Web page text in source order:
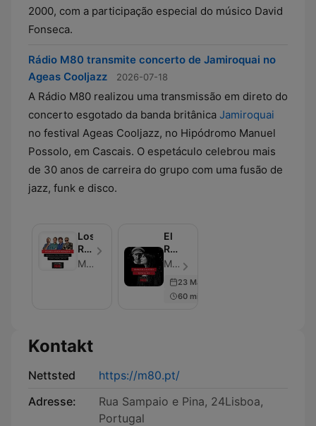
2000, com a participação especial do músico David
Fonseca.
Rádio M80 transmite concerto de Jamiroquai no
Ageas Cooljazz
2026-07-18
A Rádio M80 realizou uma transmissão em direto do
concerto esgotado da banda britânica Jamiroquai
no festival Ageas Cooljazz, no Hipódromo Manuel
Possolo, em Cascais. O espetáculo celebrou mais
de 30 anos de carreira do grupo com uma fusão de
jazz, funk e disco.
Los
Residentes
M80
M80
El
Roockie
del
Mes
M80 - Episode 6
23 May 2020
60 min
Kontakt
Nettsted
https://m80.pt/
Adresse:
Rua Sampaio e Pina, 24Lisboa,
Portugal